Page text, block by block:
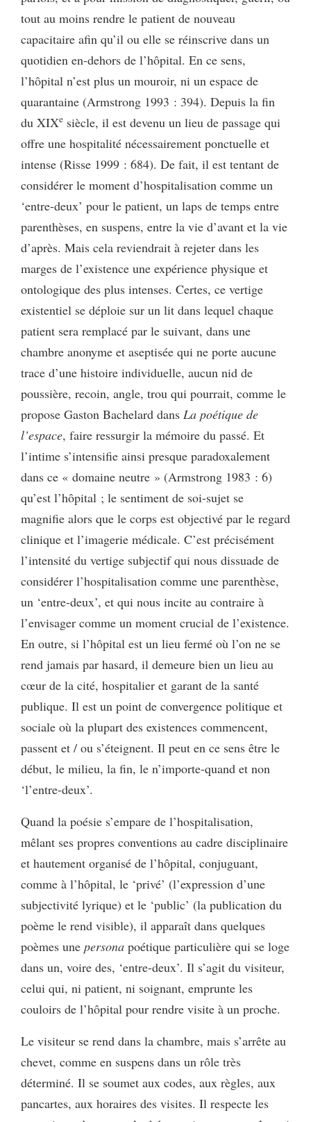
tout au moins rendre le patient de nouveau
capacitaire afin qu’il ou elle se réinscrive dans un
quotidien en-dehors de l’hôpital. En ce sens,
l’hôpital n’est plus un mouroir, ni un espace de
quarantaine (Armstrong 1993 : 394). Depuis la fin
du XIXe siècle, il est devenu un lieu de passage qui
offre une hospitalité nécessairement ponctuelle et
intense (Risse 1999 : 684). De fait, il est tentant de
considérer le moment d’hospitalisation comme un
‘entre-deux’ pour le patient, un laps de temps entre
parenthèses, en suspens, entre la vie d’avant et la vie
d’après. Mais cela reviendrait à rejeter dans les
marges de l’existence une expérience physique et
ontologique des plus intenses. Certes, ce vertige
existentiel se déploie sur un lit dans lequel chaque
patient sera remplacé par le suivant, dans une
chambre anonyme et aseptisée qui ne porte aucune
trace d’une histoire individuelle, aucun nid de
poussière, recoin, angle, trou qui pourrait, comme le
propose Gaston Bachelard dans La poétique de
l’espace, faire ressurgir la mémoire du passé. Et
l’intime s’intensifie ainsi presque paradoxalement
dans ce « domaine neutre » (Armstrong 1983 : 6)
qu’est l’hôpital ; le sentiment de soi-sujet se
magnifie alors que le corps est objectivé par le regard
clinique et l’imagerie médicale. C’est précisément
l’intensité du vertige subjectif qui nous dissuade de
considérer l’hospitalisation comme une parenthèse,
un ‘entre-deux’, et qui nous incite au contraire à
l’envisager comme un moment crucial de l’existence.
En outre, si l’hôpital est un lieu fermé où l’on ne se
rend jamais par hasard, il demeure bien un lieu au
cœur de la cité, hospitalier et garant de la santé
publique. Il est un point de convergence politique et
sociale où la plupart des existences commencent,
passent et / ou s’éteignent. Il peut en ce sens être le
début, le milieu, la fin, le n’importe-quand et non
‘l’entre-deux’.
Quand la poésie s’empare de l’hospitalisation,
mêlant ses propres conventions au cadre disciplinaire
et hautement organisé de l’hôpital, conjuguant,
comme à l’hôpital, le ‘privé’ (l’expression d’une
subjectivité lyrique) et le ‘public’ (la publication du
poème le rend visible), il apparaît dans quelques
poèmes une persona poétique particulière qui se loge
dans un, voire des, ‘entre-deux’. Il s’agit du visiteur,
celui qui, ni patient, ni soignant, emprunte les
couloirs de l’hôpital pour rendre visite à un proche.
Le visiteur se rend dans la chambre, mais s’arrête au
chevet, comme en suspens dans un rôle très
déterminé. Il se soumet aux codes, aux règles, aux
pancartes, aux horaires des visites. Il respecte les